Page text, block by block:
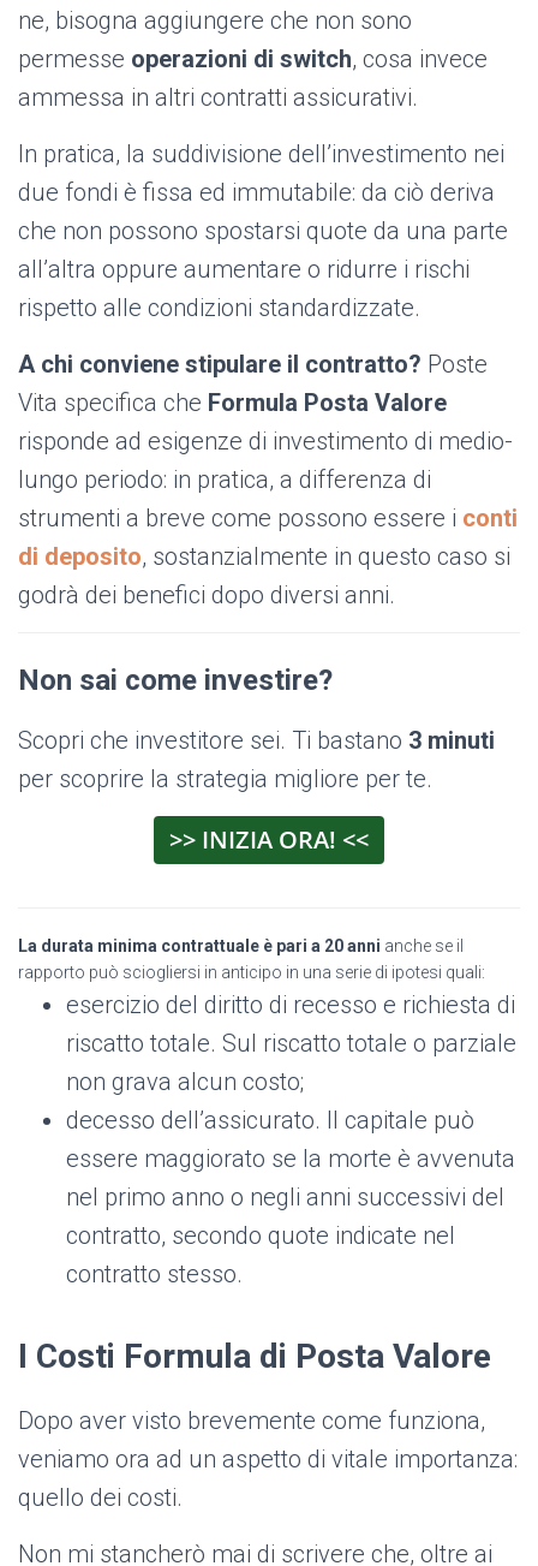
ne, bisogna aggiungere che non sono
permesse operazioni di switch, cosa invece
ammessa in altri contratti assicurativi.
In pratica, la suddivisione dell’investimento nei
due fondi è fissa ed immutabile: da ciò deriva
che non possono spostarsi quote da una parte
all’altra oppure aumentare o ridurre i rischi
rispetto alle condizioni standardizzate.
A chi conviene stipulare il contratto? Poste
Vita specifica che Formula Posta Valore
risponde ad esigenze di investimento di medio-
lungo periodo: in pratica, a differenza di
strumenti a breve come possono essere i conti
di deposito, sostanzialmente in questo caso si
godrà dei benefici dopo diversi anni.
Non sai come investire?
Scopri che investitore sei. Ti bastano 3 minuti
per scoprire la strategia migliore per te.
>> INIZIA ORA! <<
La durata minima contrattuale è pari a 20 anni anche se il
rapporto può sciogliersi in anticipo in una serie di ipotesi quali:
esercizio del diritto di recesso e richiesta di
riscatto totale. Sul riscatto totale o parziale
non grava alcun costo;
decesso dell’assicurato. Il capitale può
essere maggiorato se la morte è avvenuta
nel primo anno o negli anni successivi del
contratto, secondo quote indicate nel
contratto stesso.
I Costi Formula di Posta Valore
Dopo aver visto brevemente come funziona,
veniamo ora ad un aspetto di vitale importanza:
quello dei costi.
Non mi stancherò mai di scrivere che, oltre ai